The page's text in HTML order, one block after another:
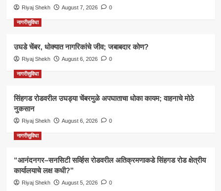
Riyaj Shekh August 7, 2026 0
नागरीसुविधा
उघडे चेंबर, धोक्यात नागरिकांचे जीव; जबाबदार कोण?
Riyaj Shekh August 6, 2026 0
नागरीसुविधा
सिंहगड रोडवरील उघड्या चेंबरमुळे अपघाताचा धोका कायम; वाहनाचे मोठे
नुकसान
Riyaj Shekh August 6, 2026 0
नागरीसुविधा
“आनंदनगर–सनसिटी सर्व्हिस रोडवरील अतिक्रमणाकडे सिंहगड रोड क्षेत्रीय
कार्यालयाचे लक्ष कधी?”
Riyaj Shekh August 5, 2026 0